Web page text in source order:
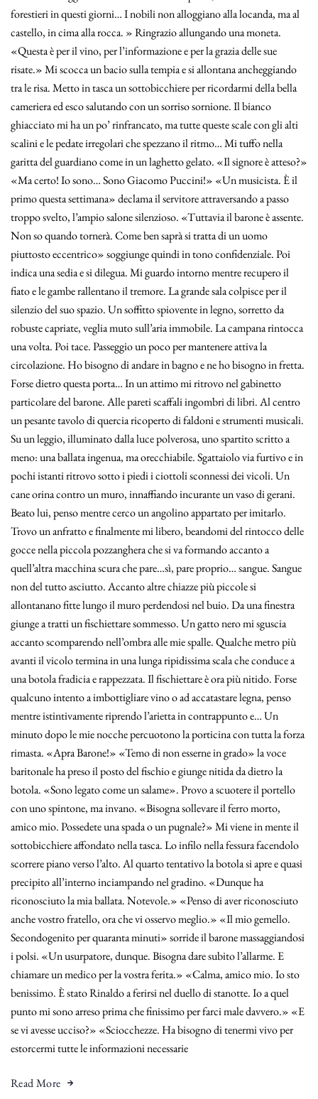
forestieri in questi giorni… I nobili non alloggiano alla locanda, ma al
castello, in cima alla rocca. » Ringrazio allungando una moneta.
«Questa è per il vino, per l’informazione e per la grazia delle sue
risate.» Mi scocca un bacio sulla tempia e si allontana ancheggiando
tra le risa. Metto in tasca un sottobicchiere per ricordarmi della bella
cameriera ed esco salutando con un sorriso sornione. Il bianco
ghiacciato mi ha un po’ rinfrancato, ma tutte queste scale con gli alti
scalini e le pedate irregolari che spezzano il ritmo… Mi tuffo nella
garitta del guardiano come in un laghetto gelato. «Il signore è atteso?»
«Ma certo! Io sono… Sono Giacomo Puccini!» «Un musicista. È il
primo questa settimana» declama il servitore attraversando a passo
troppo svelto, l’ampio salone silenzioso. «Tuttavia il barone è assente.
Non so quando tornerà. Come ben saprà si tratta di un uomo
piuttosto eccentrico» soggiunge quindi in tono confidenziale. Poi
indica una sedia e si dilegua. Mi guardo intorno mentre recupero il
fiato e le gambe rallentano il tremore. La grande sala colpisce per il
silenzio del suo spazio. Un soffitto spiovente in legno, sorretto da
robuste capriate, veglia muto sull’aria immobile. La campana rintocca
una volta. Poi tace. Passeggio un poco per mantenere attiva la
circolazione. Ho bisogno di andare in bagno e ne ho bisogno in fretta.
Forse dietro questa porta… In un attimo mi ritrovo nel gabinetto
particolare del barone. Alle pareti scaffali ingombri di libri. Al centro
un pesante tavolo di quercia ricoperto di faldoni e strumenti musicali.
Su un leggio, illuminato dalla luce polverosa, uno spartito scritto a
meno: una ballata ingenua, ma orecchiabile. Sgattaiolo via furtivo e in
pochi istanti ritrovo sotto i piedi i ciottoli sconnessi dei vicoli. Un
cane orina contro un muro, innaffiando incurante un vaso di gerani.
Beato lui, penso mentre cerco un angolino appartato per imitarlo.
Trovo un anfratto e finalmente mi libero, beandomi del rintocco delle
gocce nella piccola pozzanghera che si va formando accanto a
quell’altra macchina scura che pare…sì, pare proprio… sangue. Sangue
non del tutto asciutto. Accanto altre chiazze più piccole si
allontanano fitte lungo il muro perdendosi nel buio. Da una finestra
giunge a tratti un fischiettare sommesso. Un gatto nero mi sguscia
accanto scomparendo nell’ombra alle mie spalle. Qualche metro più
avanti il vicolo termina in una lunga ripidissima scala che conduce a
una botola fradicia e rappezzata. Il fischiettare è ora più nitido. Forse
qualcuno intento a imbottigliare vino o ad accatastare legna, penso
mentre istintivamente riprendo l’arietta in contrappunto e… Un
minuto dopo le mie nocche percuotono la porticina con tutta la forza
rimasta. «Apra Barone!» «Temo di non esserne in grado» la voce
baritonale ha preso il posto del fischio e giunge nitida da dietro la
botola. «Sono legato come un salame». Provo a scuotere il portello
con uno spintone, ma invano. «Bisogna sollevare il ferro morto,
amico mio. Possedete una spada o un pugnale?» Mi viene in mente il
sottobicchiere affondato nella tasca. Lo infilo nella fessura facendolo
scorrere piano verso l’alto. Al quarto tentativo la botola si apre e quasi
precipito all’interno inciampando nel gradino. «Dunque ha
riconosciuto la mia ballata. Notevole.» «Penso di aver riconosciuto
anche vostro fratello, ora che vi osservo meglio.» «Il mio gemello.
Secondogenito per quaranta minuti» sorride il barone massaggiandosi
i polsi. «Un usurpatore, dunque. Bisogna dare subito l’allarme. E
chiamare un medico per la vostra ferita.» «Calma, amico mio. Io sto
benissimo. È stato Rinaldo a ferirsi nel duello di stanotte. Io a quel
punto mi sono arreso prima che finissimo per farci male davvero.» «E
se vi avesse ucciso?» «Sciocchezze. Ha bisogno di tenermi vivo per
estorcermi tutte le informazioni necessarie
Read More